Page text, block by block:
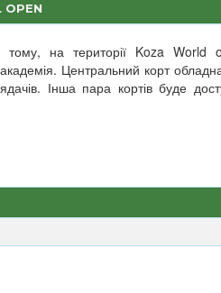
OPEN
тому, на території Koza World
академія. Центральний корт
Інша пара кортів буде